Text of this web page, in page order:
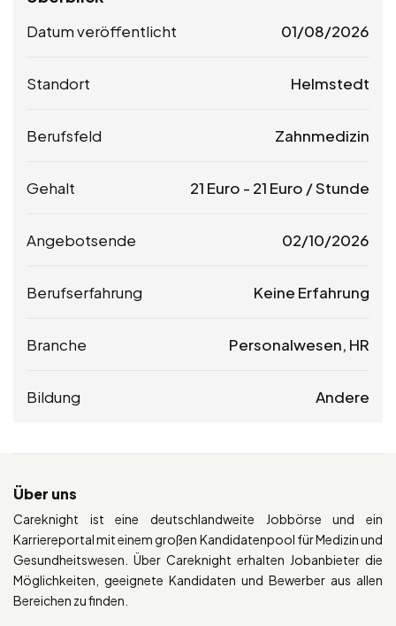
Datum veröffentlicht 01/08/2026
Standort Helmstedt
Berufsfeld Zahnmedizin
Gehalt 21 Euro - 21 Euro / Stunde
Angebotsende 02/10/2026
Berufserfahrung Keine Erfahrung
Branche Personalwesen, HR
Bildung Andere
Über uns
Careknight ist eine deutschlandweite Jobbörse und ein
Karriereportal mit einem großen Kandidatenpool für Medizin und
Gesundheitswesen. Über Careknight erhalten Jobanbieter die
Möglichkeiten, geeignete Kandidaten und Bewerber aus allen
Bereichen zu finden.